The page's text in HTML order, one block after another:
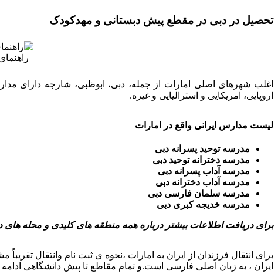
تحصیل در دبی در مقطع پیش دبستانی و مهدکودک
اغلب شهرهای اصلی امارات از جمله، دبی، ابوظبی، شارجه دارای
اروپایی، امریکایی و استرالیایی و غیره.
لیست مدارس ایرانی واقع در امارات
مدرسه توحید پسرانه دبی
مدرسه دخترانه توحید دبی
مدرسه آداب پسرانه دبی
مدرسه آداب دخترانه دبی
مدرسه سلمان فارسی دبی
مدرسه خدیجه کبری دبی
برای دریافت اطلاعات بیشتر درباره همه منطقه های کلیدی و محله های
برای انتقال فرزندان از ایران به امارات ،نحوه ی ثبت نام وانتقال
ایران ، به زبان اصلی فارسی است.و تمام مقاطع تا پیش دانشگاهی ادامه دارد.هزینه تحصیل در